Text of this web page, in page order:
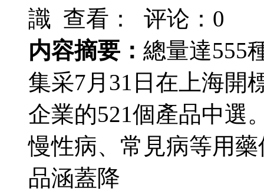
識 查看：
评论：0
内容摘要： 總量達555
集采7月31日在上海開
企業的521個產品中選
慢性病、常見病等用
品涵蓋降